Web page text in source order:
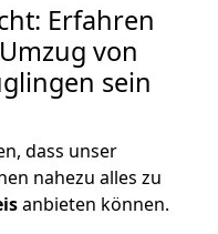
Erfahren
von
sein
dass unser
nahezu alles zu
anbieten können.